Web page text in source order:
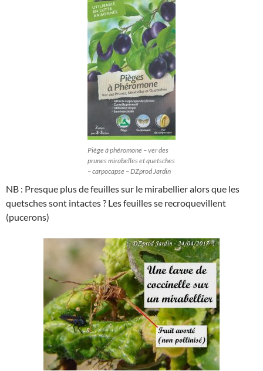
Piège à phéromone – ver des
prunes mirabelles et quetsches
– carpocapse – DZprod Jardin
NB : Presque plus de feuilles sur le mirabellier alors que les
quetsches sont intactes ? Les feuilles se recroquevillent
(pucerons)